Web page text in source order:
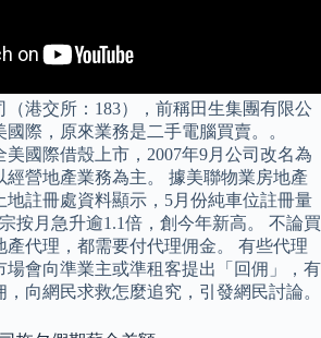
港交所：183），前稱田生集團有限公
際，原來業務是二手電腦買賣。。
美國際借殼上市，2007年9月公司改名為
經營地產業務為主。 據美聯物業房地產
地註冊處資料顯示，5月份純車位註冊量
按月急升逾1.1倍，創今年新高。 不論買
產代理，都需要付代理佣金。 有些代理
場會向準業主或準租客提出「回佣」，有
向網民求救怎麼追究，引發網民討論。